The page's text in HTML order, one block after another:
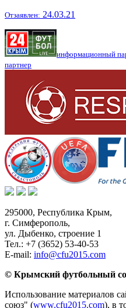
Отзаявлен: 24.03.21
информационный
партнер
295000, Республика Крым,
г. Симферополь,
ул. Дыбенко, строение 1
Тел.: +7 (3652) 53-40-53
E-mail: info@cfu2015.com
© Крымский футбольный
Использование материалов
союз" (www.cfu2015.com), в